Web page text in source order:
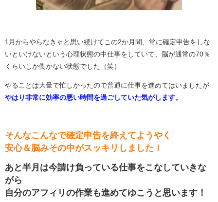
1月からやらなきゃと思い続けてこの2か月間、常に確定申告をしな
いといけないという心理状態の中仕事をしていて、脳が通常の70％
くらいしか働かない状態でした（笑）
やることは大量で忙しかったので普通に仕事を進めてはいましたが
やはり非常に効率の悪い時間を過ごしていた気がします。
そんなこんなで確定申告を終えてようやく
安心＆脳みその中がスッキリしました！
あと半月は今請け負っている仕事をこなしていきな
がら
自分のアフィリの作業も進めてゆこうと思います！